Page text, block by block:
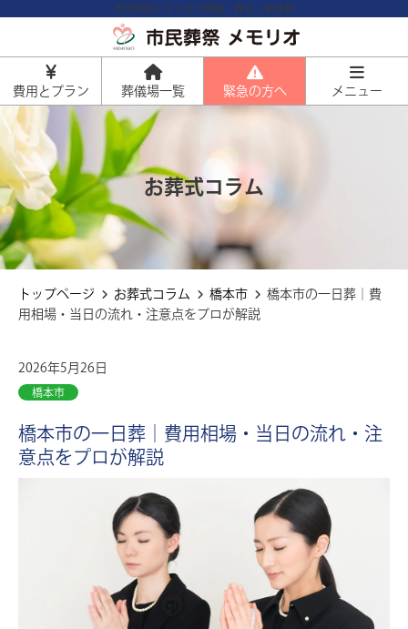
市民葬祭メモリオの葬儀・葬式・家族葬
費用とプラン 葬儀場一覧 緊急の方へ メニュー
資料請求で50% 割引
直葬プラン
仏具を省き最も費用を抑えた形
資料請求で約35%割引
お別れ葬プラン
通常価格 259,000円
資料請求で約35% 割引
一日葬プラン
税込価格
資料請求で 約35%
家族葬プラン
ご家族中心に通夜、告別式を
通常価格 650,000円
399,000
税込価格 438,900
お葬式コラム
トップページ お葬式コラム 橋本市
橋本市の一日葬｜費
用相場・当日の流れ・注意点をプロが解説
2026年5月26日
橋本市
橋本市の一日葬｜費用相場・当日の流れ・注
意点をプロが解説